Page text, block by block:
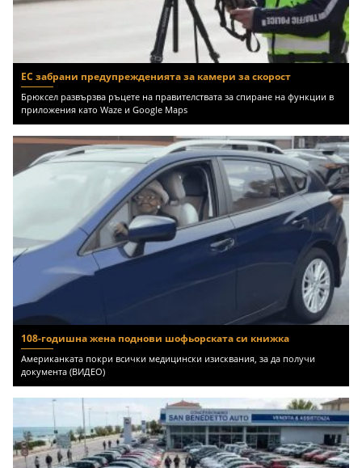
ЕС забрани предупрежденията за камери за скорост
Брюксел развързва ръцете на правителствата за спиране на функции в
приложения като Waze и Google Maps
108-годишна жена поднови шофьорската си книжка
Американката покри всички медицински изисквания, за да получи
документа (ВИДЕО)